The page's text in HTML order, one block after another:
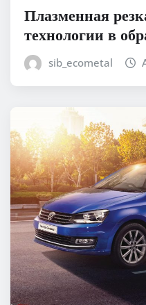
Плазменная
технологии в
sib_ecometal